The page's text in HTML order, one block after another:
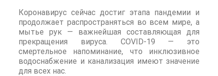
Коронавирус сейчас достиг этапа пандемии и
продолжает распространяться во всем мире, а
мытье рук — важнейшая составляющая для
прекращения вируса. COVID-19 — это
смертельное напоминание, что инклюзивное
водоснабжение и канализация имеют значение
для всех нас.